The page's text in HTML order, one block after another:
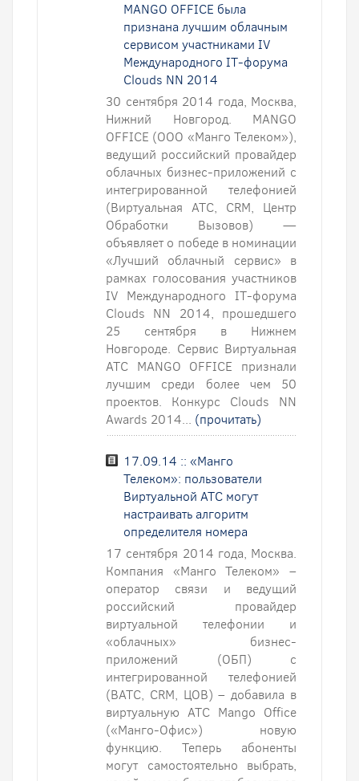
MANGO OFFICE была
признана лучшим облачным
сервисом участниками IV
Международного IT-форума
Clouds NN 2014
30 сентября 2014 года, Москва,
Нижний Новгород. MANGO
OFFICE (ООО «Манго Телеком»),
ведущий российский провайдер
облачных бизнес-приложений с
интегрированной телефонией
(Виртуальная АТС, CRM, Центр
Обработки Вызовов) —
объявляет о победе в номинации
«Лучший облачный сервис» в
рамках голосования участников
IV Международного IT-форума
Clouds NN 2014, прошедшего
25 сентября в Нижнем
Новгороде. Сервис Виртуальная
АТС MANGO OFFICE признали
лучшим среди более чем 50
проектов. Конкурс Clouds NN
Awards 2014... (прочитать)
17.09.14 :: «Манго
Телеком»: пользователи
Виртуальной АТС могут
настраивать алгоритм
определителя номера
17 сентября 2014 года, Москва.
Компания «Манго Телеком» –
оператор связи и ведущий
российский провайдер
виртуальной телефонии и
«облачных» бизнес-
приложений (ОБП) с
интегрированной телефонией
(ВАТС, CRM, ЦОВ) – добавила в
виртуальную АТС Mango Office
(«Манго-Офис») новую
функцию. Теперь абоненты
могут самостоятельно выбрать,